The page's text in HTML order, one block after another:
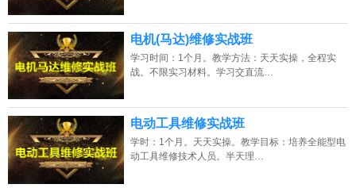
电机(马达)维修实战班
学习时间：1个月。教学方法：天天实操，全程实
战。不限实习材料。学习交直流…
电动工具维修实战班
学时：1个月。天天实操。教学目标：培养全能型电
动工具维修技术人员。半天理…